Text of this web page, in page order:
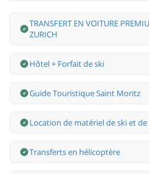
TRANSFERT EN VOITURE
ZURICH
Hôtel + Forfait de ski
Guide Touristique Saint Moritz
Location de matériel de ski et
Transferts en hélicoptère